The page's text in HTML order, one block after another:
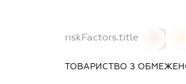
riskFactors.title
ТОВАРИСТВО З